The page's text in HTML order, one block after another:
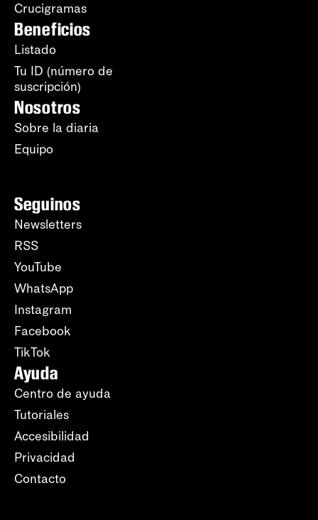
Crucigramas
Beneficios
Listado
Tu ID (número de
suscripción)
Nosotros
Sobre la diaria
Equipo
Seguinos
Newsletters
RSS
YouTube
WhatsApp
Instagram
Facebook
TikTok
Ayuda
Centro de ayuda
Tutoriales
Accesibilidad
Privacidad
Contacto